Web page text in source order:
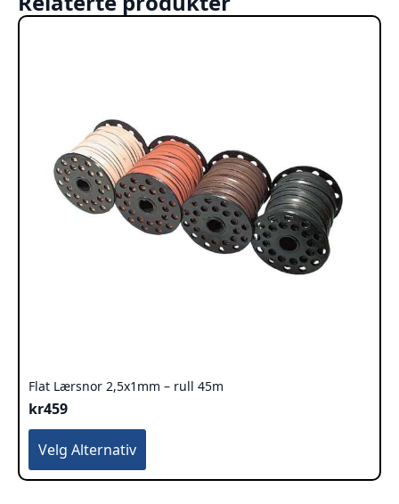
Flat Lærsnor 2,5x1mm – rull 45m
kr459
Velg Alternativ
Dette
produktet
har